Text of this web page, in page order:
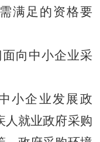
满足的资格要
面向中小企业采
小企业发展政
人就业政府采购